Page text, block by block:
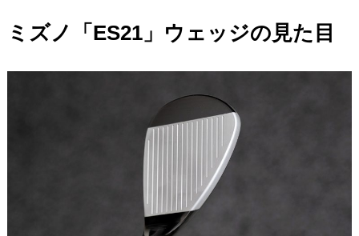
ミズノ「ES21」ウェッジの見た目